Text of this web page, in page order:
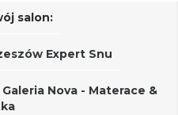
salon:
Expert Snu
Nova - Materace &